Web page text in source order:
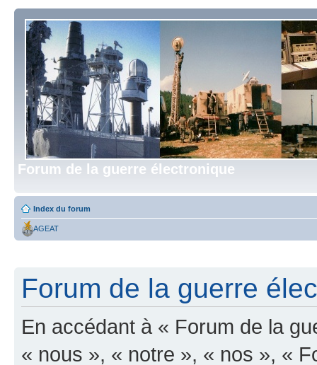
Forum de la guerre électronique
Index du forum
AGEAT
Forum de la guerre
En accédant à « Forum de la
« nous », « notre », « nos », «